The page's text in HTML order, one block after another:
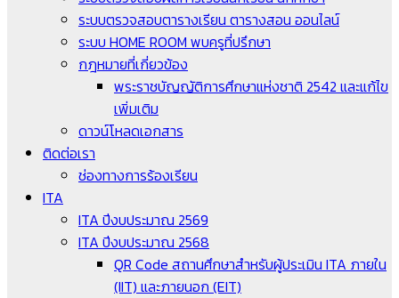
ระบบตรวจสอบตารางเรียน ตารางสอน ออนไลน์
ระบบ HOME ROOM พบครูที่ปรึกษา
กฎหมายที่เกี่ยวข้อง
พระราชบัญญัติการศึกษาแห่งชาติ 2542 และแก้ไข
เพิ่มเติม
ดาวน์โหลดเอกสาร
ติดต่อเรา
ช่องทางการร้องเรียน
ITA
ITA ปีงบประมาณ 2569
ITA ปีงบประมาณ 2568
QR Code สถานศึกษาสำหรับผู้ประเมิน ITA ภายใน
(IIT) และภายนอก (EIT)